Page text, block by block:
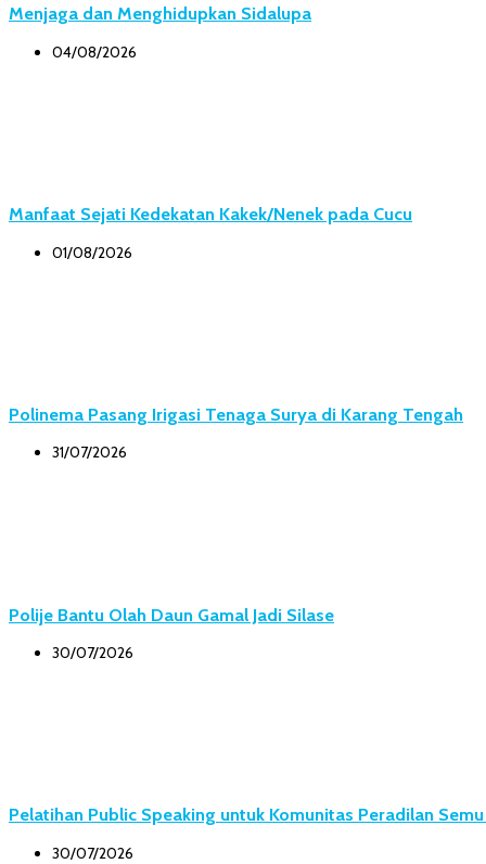
Menjaga dan Menghidupkan Sidalupa
04/08/2026
Manfaat Sejati Kedekatan Kakek/Nenek pada Cucu
01/08/2026
Polinema Pasang Irigasi Tenaga Surya di Karang Tengah
31/07/2026
Polije Bantu Olah Daun Gamal Jadi Silase
30/07/2026
Pelatihan Public Speaking untuk Komunitas Peradilan
30/07/2026